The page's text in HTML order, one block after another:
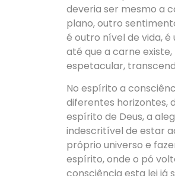
deveria ser mesmo a
plano, outro
é outro nível de vida,
até que a carne
espetacular,
No espírito a
diferentes horizontes,
espírito de Deus, a
indescritível de estar
próprio universo e
espírito, onde o pó